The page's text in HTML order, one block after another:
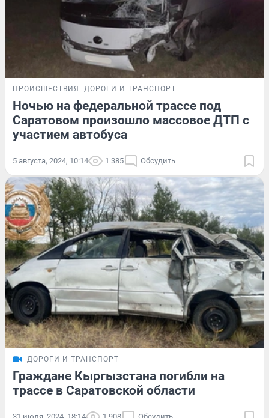
ПРОИСШЕСТВИЯ ДОРОГИ И ТРАНСПОРТ
Ночью на федеральной трассе под
Саратовом произошло массовое ДТП с
участием автобуса
5 августа, 2024, 10:14 1 385 Обсудить
ДОРОГИ И ТРАНСПОРТ
Граждане Кыргызстана погибли на
трассе в Саратовской области